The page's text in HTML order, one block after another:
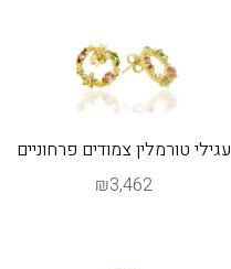
עגילי טורמלין צמודים פרחוניים
₪3,462